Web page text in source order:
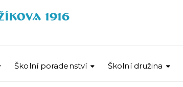
Školní poradenství Školní družina